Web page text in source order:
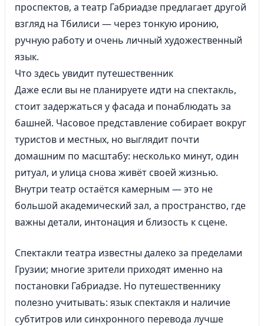
проспектов, а театр Габриадзе предлагает другой
взгляд на Тбилиси — через тонкую иронию,
ручную работу и очень личный художественный
язык.
Что здесь увидит путешественник
Даже если вы не планируете идти на спектакль,
стоит задержаться у фасада и понаблюдать за
башней. Часовое представление собирает вокруг
туристов и местных, но выглядит почти
домашним по масштабу: несколько минут, один
ритуал, и улица снова живёт своей жизнью.
Внутри театр остаётся камерным — это не
большой академический зал, а пространство, где
важны детали, интонация и близость к сцене.
Спектакли театра известны далеко за пределами
Грузии; многие зрители приходят именно на
постановки Габриадзе. Но путешественнику
полезно учитывать: язык спектакля и наличие
субтитров или синхронного перевода лучше